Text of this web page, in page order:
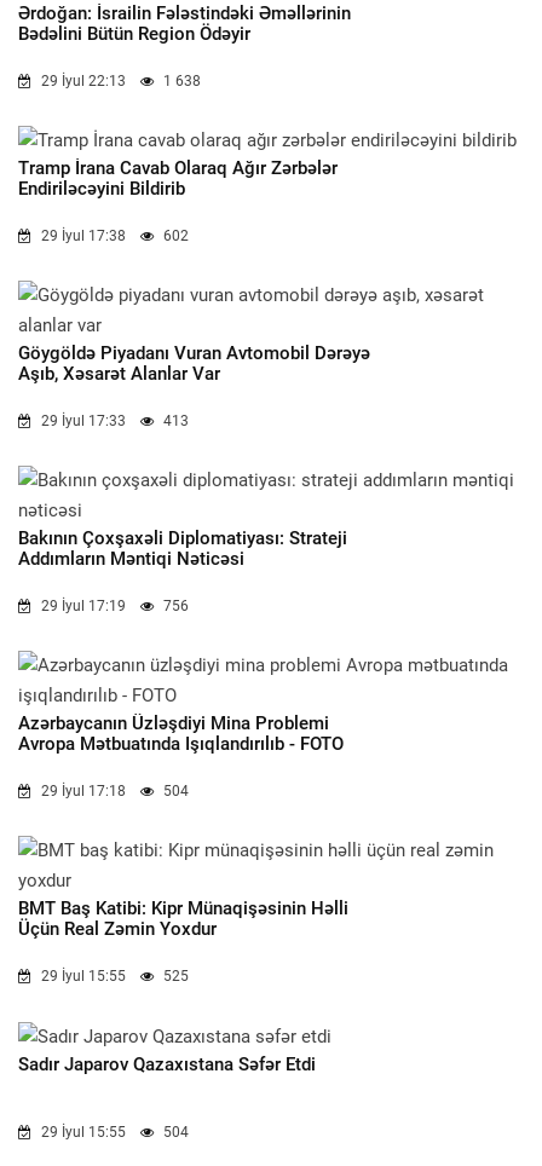
Ərdoğan: İsrailin Fələstindəki Əməllərinin
Bədəlini Bütün Region Ödəyir
29 İyul 22:13 1 638
Tramp İrana Cavab Olaraq Ağır Zərbələr
Endiriləcəyini Bildirib
29 İyul 17:38 602
Göygöldə Piyadanı Vuran Avtomobil Dərəyə
Aşıb, Xəsarət Alanlar Var
29 İyul 17:33 413
Bakının Çoxşaxəli Diplomatiyası: Strateji
Addımların Məntiqi Nəticəsi
29 İyul 17:19 756
Azərbaycanın Üzləşdiyi Mina Problemi
Avropa Mətbuatında Işıqlandırılıb - FOTO
29 İyul 17:18 504
BMT Baş Katibi: Kipr Münaqişəsinin Həlli
Üçün Real Zəmin Yoxdur
29 İyul 15:55 525
Sadır Japarov Qazaxıstana Səfər Etdi
29 İyul 15:55 504